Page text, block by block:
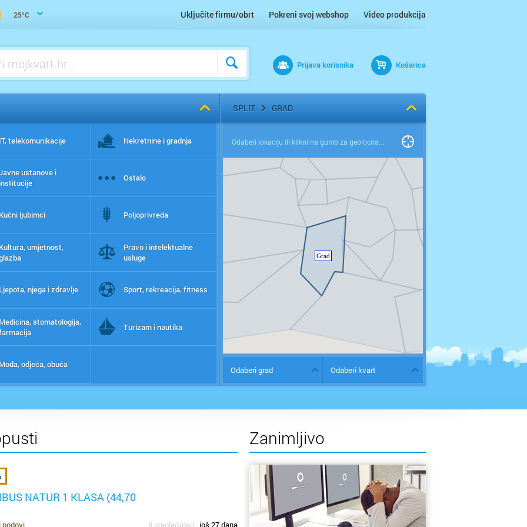
25°C Uključite firmu/obrt Pokreni svoj webshop Video produkcija
Prijava korisnika Košarica
IT, telekomunikacije
ustanove i
institucije
Kućni ljubimci
Kultura, umjetnost,
Ljepota, njega i zdravlje
Medicina, stomatologija,
Moda, odjeća, obuća
Nekretnine i gradnja
Ostalo
Poljoprivreda
Pravo i intelektualne
usluge
Sport, rekreacija, fitness
Turizam i nautika
SPLIT GRAD
Odaberi grad Odaberi kvart
NATUR 1 KLASA (44,70
8 pregled/dan još 27 dana
podovi
Zanimljivo